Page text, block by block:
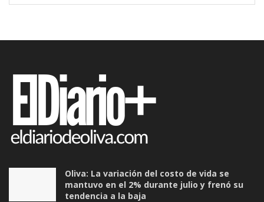
Oliva: La variación del costo de vida se
mantuvo en el 2% durante julio y frenó su
tendencia a la baja